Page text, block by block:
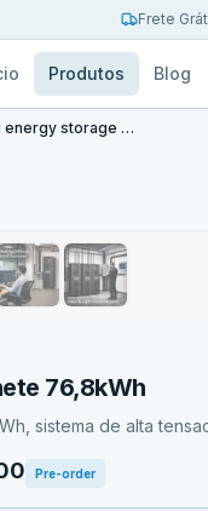
Frete
Produtos Blog
Hv commercial energy storage system
76,8kWh
sistema de alta
Pre-order